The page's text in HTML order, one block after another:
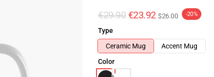
€29.90 €23.92 $26.00 -20%
Type
Ceramic Mug
Accent Mug
Color